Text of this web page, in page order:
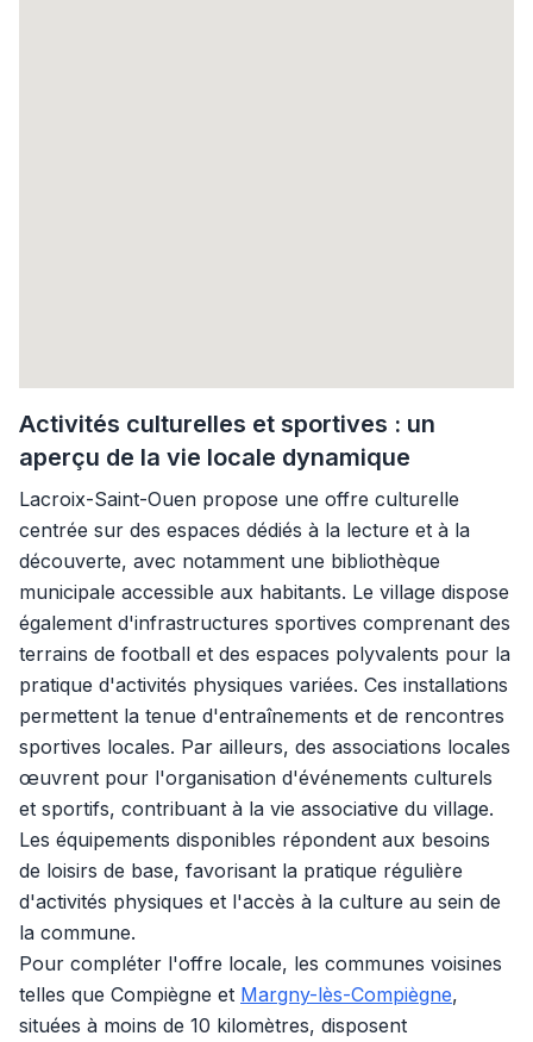
Activités culturelles et sportives : un
aperçu de la vie locale dynamique
Lacroix-Saint-Ouen propose une offre culturelle
centrée sur des espaces dédiés à la lecture et à la
découverte, avec notamment une bibliothèque
municipale accessible aux habitants. Le village dispose
également d'infrastructures sportives comprenant des
terrains de football et des espaces polyvalents pour la
pratique d'activités physiques variées. Ces installations
permettent la tenue d'entraînements et de rencontres
sportives locales. Par ailleurs, des associations locales
œuvrent pour l'organisation d'événements culturels
et sportifs, contribuant à la vie associative du village.
Les équipements disponibles répondent aux besoins
de loisirs de base, favorisant la pratique régulière
d'activités physiques et l'accès à la culture au sein de
la commune.
Pour compléter l'offre locale, les communes voisines
telles que Compiègne et Margny-lès-Compiègne,
situées à moins de 10 kilomètres, disposent